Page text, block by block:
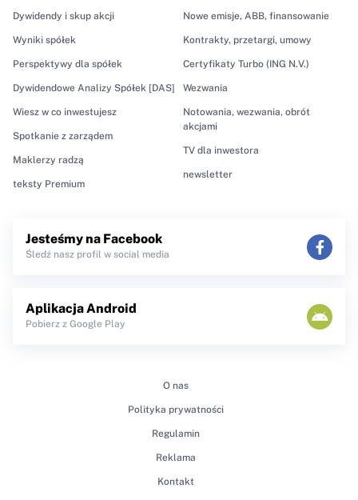
Dywidendy i skup akcji
Wyniki spółek
Perspektywy dla spółek
Dywidendowe Analizy Spółek [DAS]
Wiesz w co inwestujesz
Spotkanie z zarządem
Maklerzy radzą
teksty Premium
Nowe emisje, ABB, finansowanie
Kontrakty, przetargi, umowy
Certyfikaty Turbo (ING N.V.)
Wezwania
Notowania, wezwania, obrót
akcjami
TV dla inwestora
newsletter
Jesteśmy na Facebook
Śledź nasz profil w social media
Aplikacja Android
Pobierz z Google Play
O nas
Polityka prywatności
Regulamin
Reklama
Kontakt